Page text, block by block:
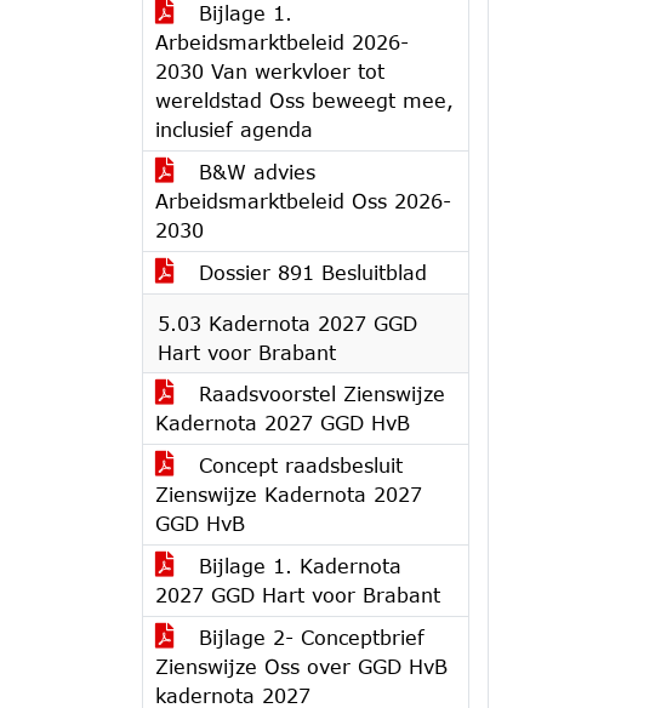
Bijlage 1.
Arbeidsmarktbeleid 2026-
2030 Van werkvloer tot
wereldstad Oss beweegt mee,
inclusief agenda
B&W advies
Arbeidsmarktbeleid Oss 2026-
2030
Dossier 891 Besluitblad
5.03 Kadernota 2027 GGD
Hart voor Brabant
Raadsvoorstel Zienswijze
Kadernota 2027 GGD HvB
Concept raadsbesluit
Zienswijze Kadernota 2027
GGD HvB
Bijlage 1. Kadernota
2027 GGD Hart voor Brabant
Bijlage 2- Conceptbrief
Zienswijze Oss over GGD HvB
kadernota 2027